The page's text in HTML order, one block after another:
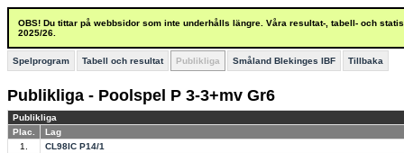
OBS! Du tittar på webbsidor som inte underhålls längre. Våra resultat-, tabell- och
2025/26.
Spelprogram Tabell och resultat Publikliga Småland Blekinges IBF Tillbaka
Publikliga - Poolspel P 3-3+mv Gr6
Publikliga
Plac.
Lag
1.
CL98IC P14/1